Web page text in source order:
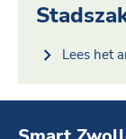
Lees het
(externe